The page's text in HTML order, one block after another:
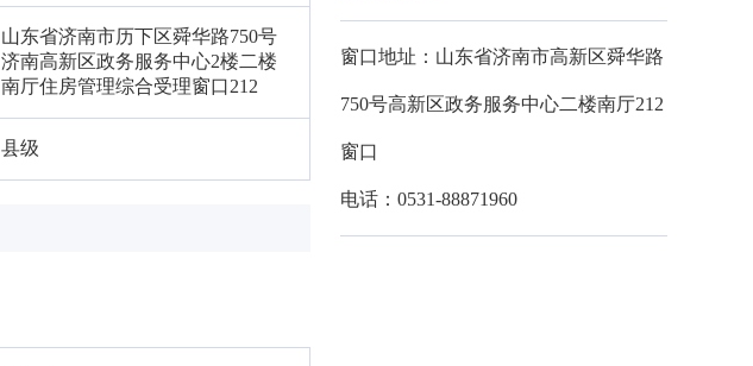
山东省济南市历下区舜华路750号
济南高新区政务服务中心2楼二楼
南厅住房管理综合受理窗口212
县级
窗口地址：山东省济南市高新区舜华路
750号高新区政务服务中心二楼南厅212
窗口
电话：0531-88871960